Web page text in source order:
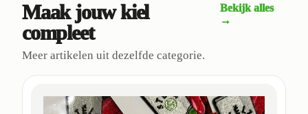
Maak jouw kiel
compleet
Meer artikelen uit dezelfde categorie.
Bekijk alles
→